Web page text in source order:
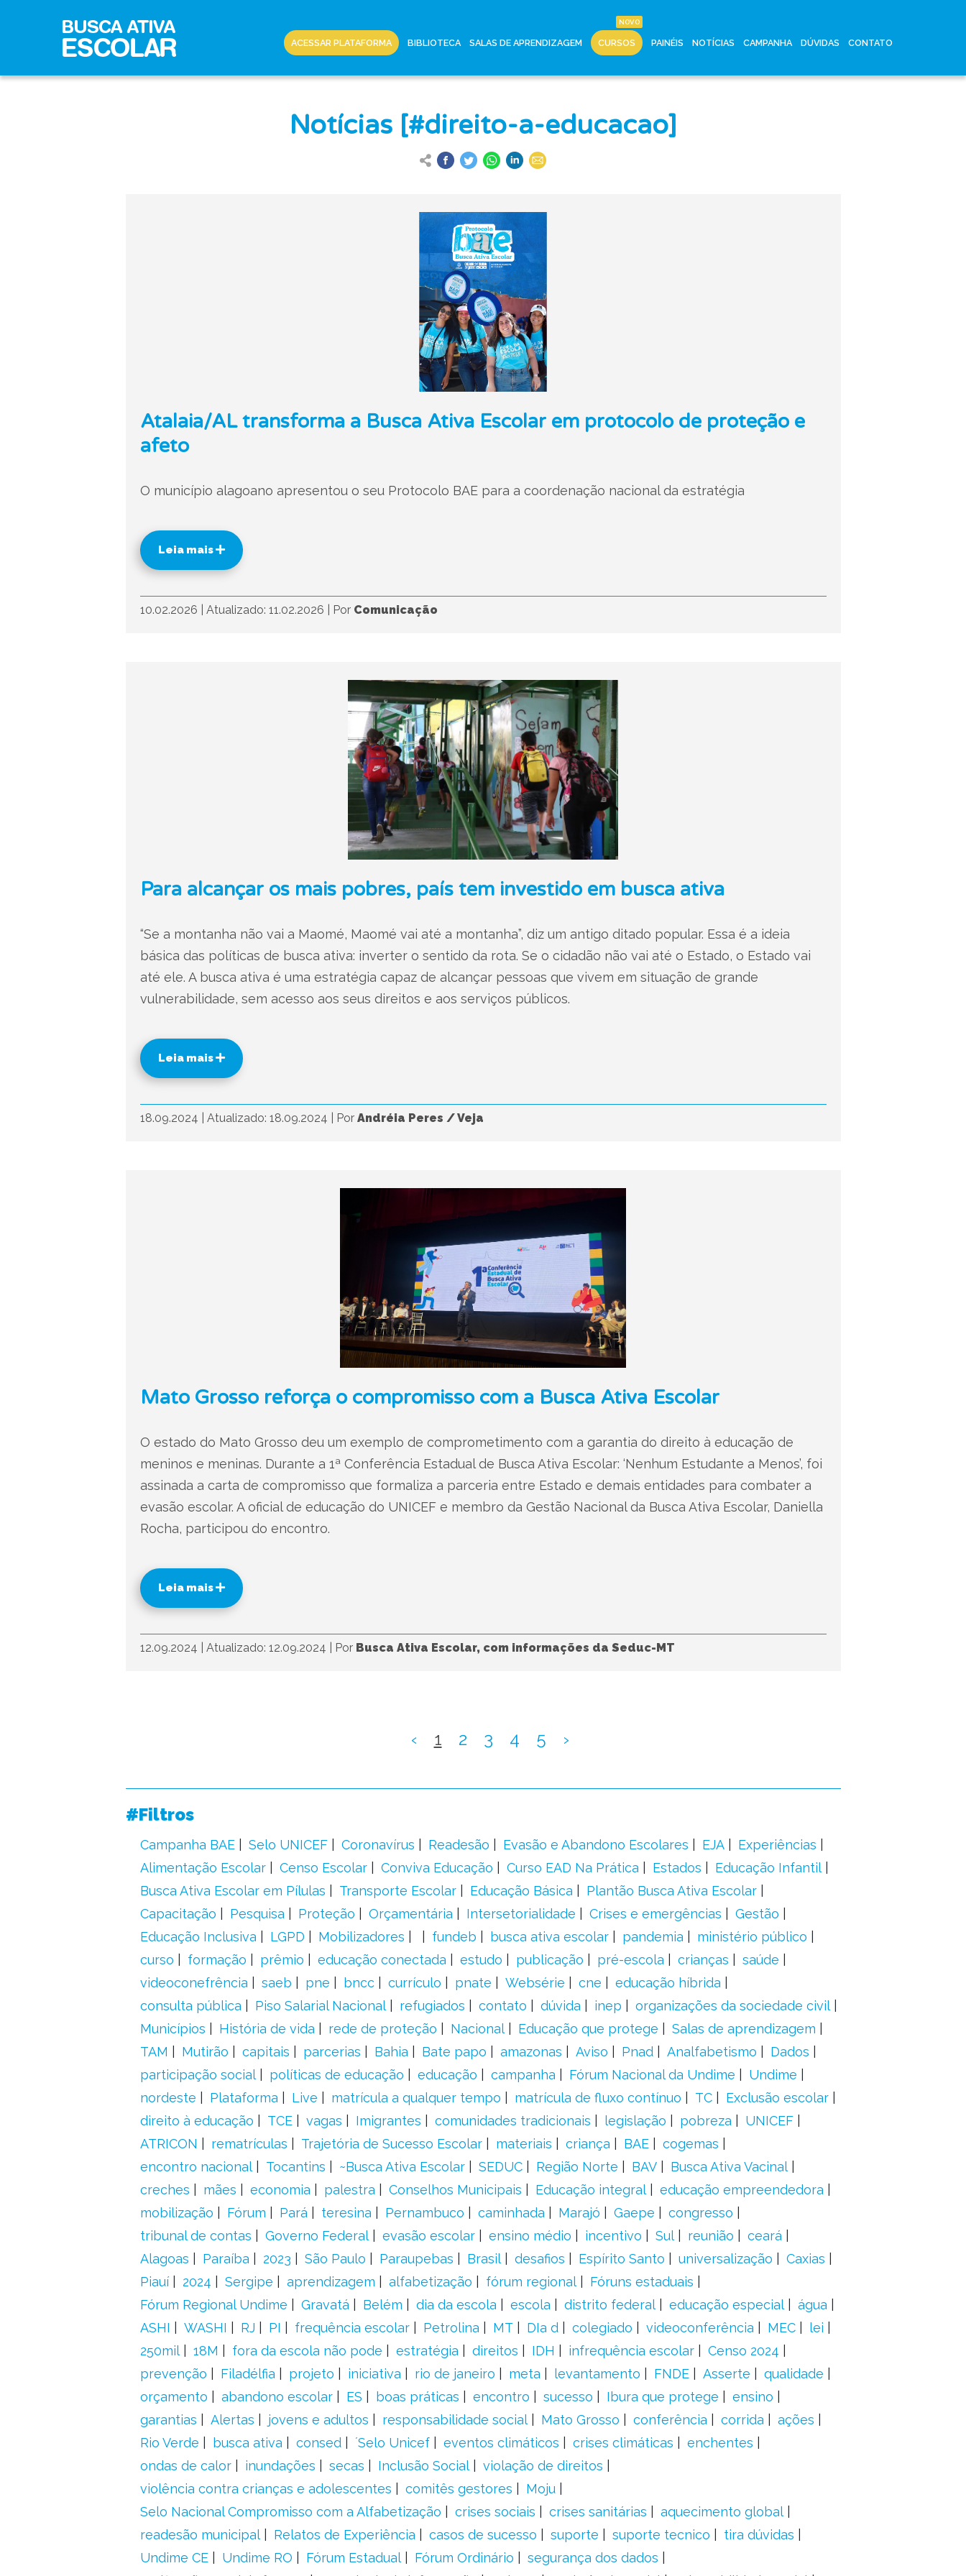
ACESSAR PLATAFORMA BIBLIOTECA SALAS DE APRENDIZAGEM CURSOS PAINÉIS NOTÍCIAS CAMPANHA DÚVIDAS CONTATO
Notícias [#direito-a-educacao]
Atalaia/AL transforma a Busca Ativa Escolar em protocolo de proteção e
afeto
O município alagoano apresentou o seu Protocolo BAE para a coordenação nacional da estratégia
Leia mais
10.02.2026 Atualizado: 11.02.2026 Por Comunicação
Para alcançar os mais pobres, país tem investido em busca ativa
“Se a montanha não vai a Maomé, Maomé vai até a montanha”, diz um antigo ditado popular. Essa é a ideia
básica das políticas de busca ativa: inverter o sentido da rota. Se o cidadão não vai até o Estado, o Estado vai
até ele. A busca ativa é uma estratégia capaz de alcançar pessoas que vivem em situação de grande
vulnerabilidade, sem acesso aos seus direitos e aos serviços públicos.
Leia mais
18.09.2024 Atualizado: 18.09.2024 Por Andréia Peres / Veja
Mato Grosso reforça o compromisso com a Busca Ativa Escolar
O estado do Mato Grosso deu um exemplo de comprometimento com a garantia do direito à educação de
meninos e meninas. Durante a 1ª Conferência Estadual de Busca Ativa Escolar: ‘Nenhum Estudante a Menos’, foi
assinada a carta de compromisso que formaliza a parceria entre Estado e demais entidades para combater a
evasão escolar. A oficial de educação do UNICEF e membro da Gestão Nacional da Busca Ativa Escolar, Daniella
Rocha, participou do encontro.
Leia mais
12.09.2024 Atualizado: 12.09.2024 Por Busca Ativa Escolar, com informações da Seduc-MT
‹ 1 2 3 4 5 ›
#Filtros
Campanha BAE Selo UNICEF Coronavírus Readesão Evasão e Abandono Escolares EJA
Experiências
Alimentação Escolar
Censo Escolar Conviva Educação Curso EAD Na Prática Estados
Educação Infantil
Busca Ativa Escolar em Pílulas
Transporte Escolar Educação Básica
Plantão Busca Ativa Escolar
Capacitação
Pesquisa Proteção Orçamentária Intersetorialidade Crises e emergências
Gestão
Educação Inclusiva
LGPD Mobilizadores fundeb busca ativa escolar pandemia
ministério público
curso
formação prêmio educação conectada estudo publicação pré-escola crianças
saúde
videoconefrência
saeb pne bncc currículo pnate Websérie cne
educação híbrida
consulta pública
Piso Salarial Nacional refugiados contato dúvida inep
organizações da sociedade civil
Municípios
História de vida rede de proteção Nacional Educação que protege
Salas de aprendizagem
TAM
Mutirão capitais parcerias Bahia Bate papo amazonas Aviso Pnad Analfabetismo
Dados
participação social
políticas de educação educação campanha Fórum Nacional da Undime
Undime
nordeste
Plataforma Live matrícula a qualquer tempo matrícula de fluxo contínuo TC
Exclusão escolar
direito à educação
TCE vagas Imigrantes comunidades tradicionais legislação pobreza
UNICEF
ATRICON
rematrículas Trajetória de Sucesso Escolar materiais criança BAE
cogemas
encontro nacional
Tocantins ~Busca Ativa Escolar SEDUC Região Norte BAV
Busca Ativa Vacinal
creches
mães economia palestra Conselhos Municipais Educação integral
educação empreendedora
mobilização
Fórum Pará teresina Pernambuco caminhada Marajó Gaepe
congresso
tribunal de contas
Governo Federal evasão escolar ensino médio incentivo Sul reunião
ceará
Alagoas
Paraíba 2023 São Paulo Paraupebas Brasil desafios Espírito Santo universalização
Caxias
Piauí
2024 Sergipe aprendizagem alfabetização fórum regional
Fóruns estaduais
Fórum Regional Undime
Gravatá Belém dia da escola escola distrito federal educação especial
água
ASHI
WASHI RJ PI frequência escolar Petrolina MT DIa d colegiado videoconferência MEC
lei
250mil
18M fora da escola não pode estratégia direitos IDH infrequência escolar
Censo 2024
prevenção
Filadélfia projeto iniciativa rio de janeiro meta levantamento FNDE Asserte
qualidade
orçamento
abandono escolar ES boas práticas encontro sucesso Ibura que protege
ensino
garantias
Alertas jovens e adultos responsabilidade social Mato Grosso conferência corrida
ações
Rio Verde
busca ativa consed ´Selo Unicef eventos climáticos crises climáticas
enchentes
ondas de calor
inundações secas Inclusão Social
violação de direitos
violência contra crianças e adolescentes
comitês gestores
Moju
Selo Nacional Compromisso com a Alfabetização
crises sociais crises sanitárias
aquecimento global
readesão municipal
Relatos de Experiência casos de sucesso suporte suporte tecnico
tira dúvidas
Undime CE
Undime RO Fórum Estadual Fórum Ordinário
segurança dos dados